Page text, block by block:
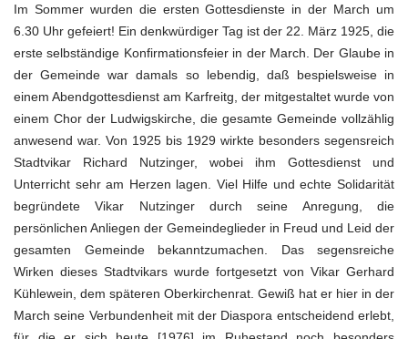
Im Sommer wurden die ersten Gottesdienste in der March um
6.30 Uhr gefeiert! Ein denkwürdiger Tag ist der 22. März 1925, die
erste selbständige Konfirmationsfeier in der March. Der Glaube in
der Gemeinde war damals so lebendig, daß bespielsweise in
einem Abendgottesdienst am Karfreitg, der mitgestaltet wurde von
einem Chor der Ludwigskirche, die gesamte Gemeinde vollzählig
anwesend war. Von 1925 bis 1929 wirkte besonders segensreich
Stadtvikar Richard Nutzinger, wobei ihm Gottesdienst und
Unterricht sehr am Herzen lagen. Viel Hilfe und echte Solidarität
begründete Vikar Nutzinger durch seine Anregung, die
persönlichen Anliegen der Gemeindeglieder in Freud und Leid der
gesamten Gemeinde bekanntzumachen. Das segensreiche
Wirken dieses Stadtvikars wurde fortgesetzt von Vikar Gerhard
Kühlewein, dem späteren Oberkirchenrat. Gewiß hat er hier in der
March seine Verbundenheit mit der Diaspora entscheidend erlebt,